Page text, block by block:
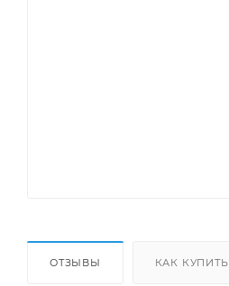
ОТЗЫВЫ КАК КУПИТЬ